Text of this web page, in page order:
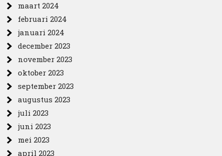
maart 2024
februari 2024
januari 2024
december 2023
november 2023
oktober 2023
september 2023
augustus 2023
juli 2023
juni 2023
mei 2023
april 2023